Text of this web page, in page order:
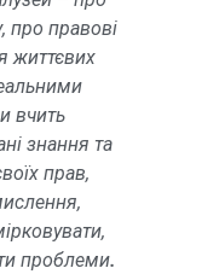
про правові
життєвих
вчить
знання та
прав,
проблеми.